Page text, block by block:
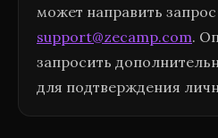
может направить
support@zecamp.com.
запросить
для подтверждения